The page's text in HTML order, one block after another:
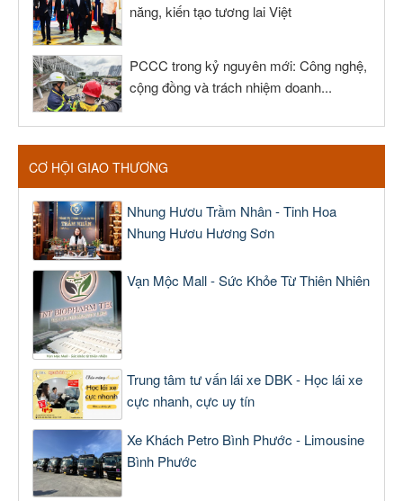
năng, kiến tạo tương lai Việt
PCCC trong kỷ nguyên mới: Công nghệ,
cộng đồng và trách nhiệm doanh...
CƠ HỘI GIAO THƯƠNG
Nhung Hươu Trầm Nhân - Tinh Hoa
Nhung Hươu Hương Sơn
Vạn Mộc Mall - Sức Khỏe Từ Thiên Nhiên
Trung tâm tư vấn lái xe DBK - Học lái xe
cực nhanh, cực uy tín
Xe Khách Petro Bình Phước - Limousine
Bình Phước